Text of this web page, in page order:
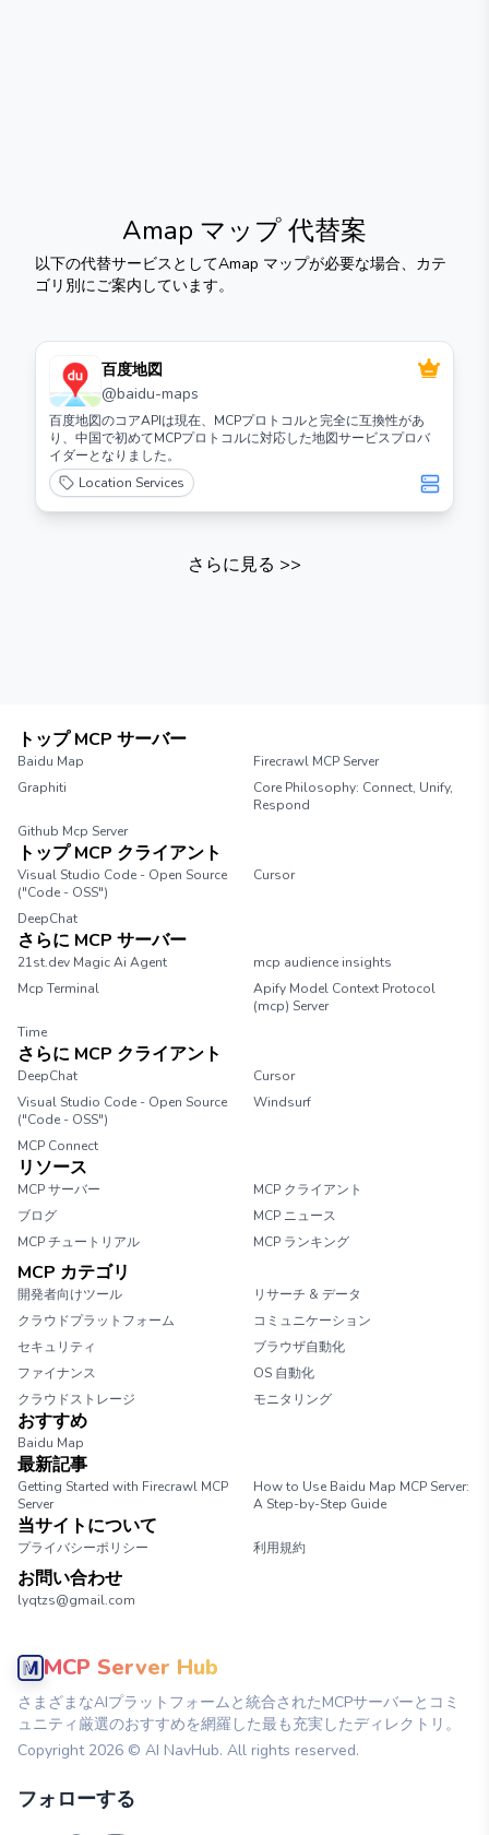
Amap マップ代替案
以下の代替サービスとしてAmap マップが必要な場合、カテ
ゴリ別にご案内しています。
百度地図
@baidu-maps
百度地図のコアAPIは現在、MCPプロトコルと完全に互換性があ
り、中国で初めてMCPプロトコルに対応した地図サービスプロバ
イダーとなりました。
Location Services
さらに見る >>
トップ MCP サーバー
Baidu Map
Firecrawl MCP Server
Graphiti
Core Philosophy: Connect, Unify,
Respond
Github Mcp Server
トップ MCP クライアント
Visual Studio Code - Open Source
("Code - OSS")
Cursor
DeepChat
さらに MCP サーバー
21st.dev Magic Ai Agent
mcp audience insights
Mcp Terminal
Apify Model Context Protocol
(mcp) Server
Time
さらに MCP クライアント
DeepChat
Cursor
Visual Studio Code - Open Source
("Code - OSS")
Windsurf
MCP Connect
リソース
MCP サーバー
MCP クライアント
ブログ
MCP ニュース
MCP チュートリアル
MCP ランキング
MCP カテゴリ
開発者向けツール
リサーチ & データ
クラウドプラットフォーム
コミュニケーション
セキュリティ
ブラウザ自動化
ファイナンス
OS 自動化
クラウドストレージ
モニタリング
おすすめ
Baidu Map
最新記事
Getting Started with Firecrawl MCP
Server
How to Use Baidu Map MCP Server:
A Step-by-Step Guide
当サイトについて
プライバシーポリシー 利用規約
お問い合わせ
lyqtzs@gmail.com
MCP Server Hub
さまざまなAIプラットフォームと統合されたMCPサーバーとコミ
ュニティ厳選のおすすめを網羅した最も充実したディレクトリ。
Copyright 2026 © AI NavHub. All rights reserved.
フォローする